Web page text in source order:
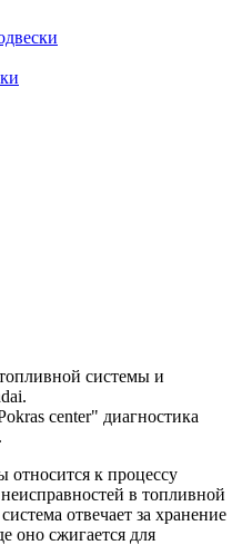
системы и
center" диагностика
относится к процессу
в топливной
отвечает за хранение
оно сжигается для